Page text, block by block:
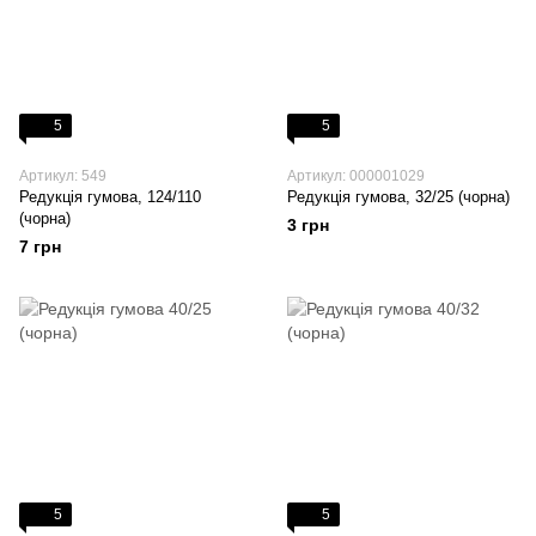
5
Артикул: 549
Редукція гумова, 124/110
(чорна)
7 грн
5
Артикул: 000001029
Редукція гумова, 32/25 (чорна)
3 грн
5 5